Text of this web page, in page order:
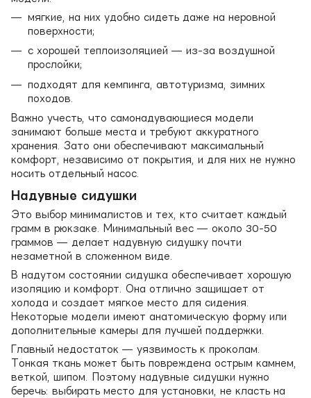
мягкие, на них удобно сидеть даже на неровной
поверхности;
с хорошей теплоизоляцией — из-за воздушной
прослойки;
подходят для кемпинга, автотуризма, зимних
походов.
Важно учесть, что самонадувающиеся модели
занимают больше места и требуют аккуратного
хранения. Зато они обеспечивают максимальный
комфорт, независимо от покрытия, и для них не нужно
носить отдельный насос.
Надувные сидушки
Это выбор минималистов и тех, кто считает каждый
грамм в рюкзаке. Минимальный вес — около 30-50
граммов — делает надувную сидушку почти
незаметной в сложенном виде.
В надутом состоянии сидушка обеспечивает хорошую
изоляцию и комфорт. Она отлично защищает от
холода и создает мягкое место для сидения.
Некоторые модели имеют анатомическую форму или
дополнительные камеры для лучшей поддержки.
Главный недостаток — уязвимость к проколам.
Тонкая ткань может быть повреждена острым камнем,
веткой, шипом. Поэтому надувные сидушки нужно
беречь: выбирать место для установки, не класть на